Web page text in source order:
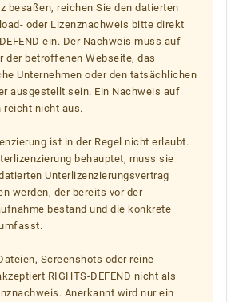
besaßen, reichen Sie den datierten
oder Lizenznachweis bitte direkt
ein. Der Nachweis muss auf
der betroffenen Webseite, das
Unternehmen oder den tatsächlichen
ausgestellt sein. Ein Nachweis auf
reicht nicht aus.
ist in der Regel nicht erlaubt.
behauptet, muss sie
Unterlizenzierungsvertrag
werden, der bereits vor der
bestand und die konkrete
Screenshots oder reine
RIGHTS-DEFEND nicht als
Anerkannt wird nur ein